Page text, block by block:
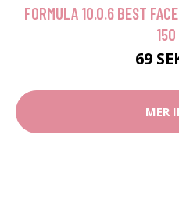
FORMULA 10.0.6 BEST
150
69
MER